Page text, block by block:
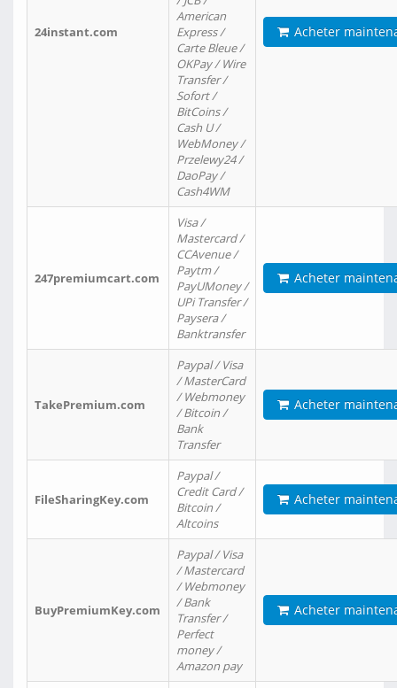
24instant.com
American
Express /
Carte Bleue /
OKPay / Wire
Transfer /
Sofort /
BitCoins /
Cash U /
WebMoney /
Przelewy24 /
DaoPay /
Cash4WM
Acheter
247premiumcart.com
Visa /
Mastercard /
CCAvenue /
Paytm /
PayUMoney /
UPi Transfer /
Paysera /
Banktransfer
Acheter
TakePremium.com
Paypal / Visa
/ MasterCard
/ Webmoney
/ Bitcoin /
Bank
Transfer
Acheter
FileSharingKey.com
Paypal /
Credit Card /
Bitcoin /
Altcoins
Acheter
BuyPremiumKey.com
Paypal / Visa
/ Mastercard
/ Webmoney
/ Bank
Transfer /
Perfect
money /
Amazon pay
Acheter